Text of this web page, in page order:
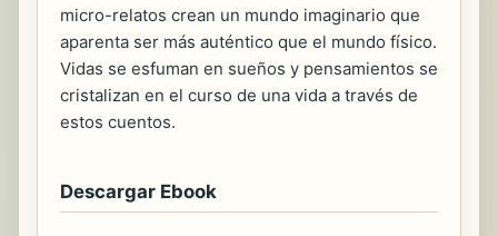
micro-relatos crean un mundo imaginario que
aparenta ser más auténtico que el mundo físico.
Vidas se esfuman en sueños y pensamientos se
cristalizan en el curso de una vida a través de
estos cuentos.
Descargar Ebook